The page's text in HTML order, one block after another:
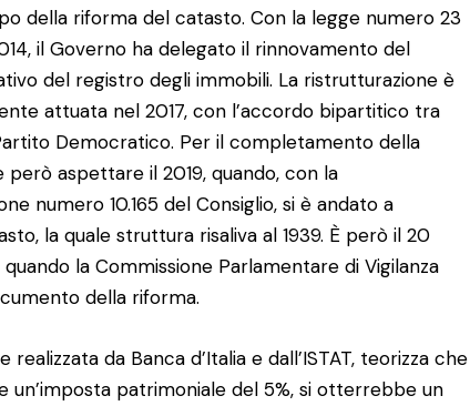
della riforma del catasto. Con la legge numero 23
il Governo ha delegato il rinnovamento del
del registro degli immobili. La ristrutturazione è
attuata nel 2017, con l’accordo bipartitico tra
Democratico. Per il completamento della
però aspettare il 2019, quando, con la
numero 10.165 del Consiglio, si è andato a
la quale struttura risaliva al 1939. È però il 20
la Commissione Parlamentare di Vigilanza
della riforma.
realizzata da Banca d’Italia e dall’ISTAT, teorizza che
un’imposta patrimoniale del 5%, si otterrebbe un